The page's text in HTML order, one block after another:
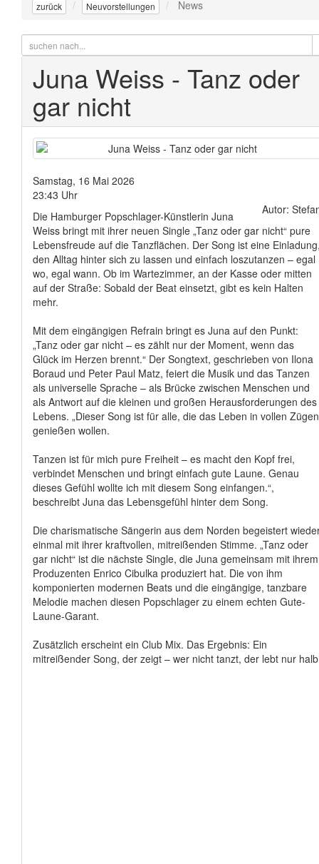
zurück Neuvorstellungen News
Juna Weiss - Tanz oder
gar nicht
Samstag, 16 Mai 2026
23:43 Uhr
Autor:
Die Hamburger Popschlager-Künstlerin Juna
Weiss bringt mit ihrer neuen Single „Tanz oder gar nicht“ pure
Lebensfreude auf die Tanzflächen. Der Song ist eine
den Alltag hinter sich zu lassen und einfach loszutanzen – egal
wo, egal wann. Ob im Wartezimmer, an der Kasse oder mitten
auf der Straße: Sobald der Beat einsetzt, gibt es kein Halten
mehr.
Mit dem eingängigen Refrain bringt es Juna auf den Punkt:
„Tanz oder gar nicht – es zählt nur der Moment, wenn das
Glück im Herzen brennt.“ Der Songtext, geschrieben von Ilona
Boraud und Peter Paul Matz, feiert die Musik und das Tanzen
als universelle Sprache – als Brücke zwischen Menschen und
als Antwort auf die kleinen und großen Herausforderungen des
Lebens. „Dieser Song ist für alle, die das Leben in vollen Zügen
genießen wollen.
Tanzen ist für mich pure Freiheit – es macht den Kopf frei,
verbindet Menschen und bringt einfach gute Laune. Genau
dieses Gefühl wollte ich mit diesem Song einfangen.“,
beschreibt Juna das Lebensgefühl hinter dem Song.
Die charismatische Sängerin aus dem Norden begeistert
einmal mit ihrer kraftvollen, mitreißenden Stimme. „Tanz oder
gar nicht“ ist die nächste Single, die Juna gemeinsam mit ihrem
Produzenten Enrico Cibulka produziert hat. Die von ihm
komponierten modernen Beats und die eingängige, tanzbare
Melodie machen diesen Popschlager zu einem echten Gute-
Laune-Garant.
Zusätzlich erscheint ein Club Mix. Das Ergebnis: Ein
mitreißender Song, der zeigt – wer nicht tanzt, der lebt nur